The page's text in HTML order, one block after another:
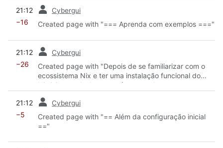
21:12 Cybergui
−16 Created page with "=== Aprenda com exemplos ==="
21:12 Cybergui
−26
Created page with "Depois de se familiarizar com o
ecossistema Nix e ter uma instalação funcional do
NixOS para desktop, você provavelmente se
detalhadas."
21:12 Cybergui
−5
Created page with "== Além da configuração inicial
=="